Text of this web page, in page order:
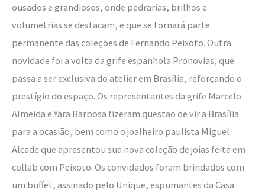
ousados e grandiosos, onde pedrarias, brilhos e
volumetrias se destacam, e que se tornará parte
permanente das coleções de Fernando Peixoto. Outra
novidade foi a volta da grife espanhola Pronovias, que
passa a ser exclusiva do atelier em Brasília, reforçando o
prestígio do espaço. Os representantes da grife Marcelo
Almeida e Yara Barbosa fizeram questão de vir a Brasília
para a ocasião, bem como o joalheiro paulista Miguel
Alcade que apresentou sua nova coleção de joias feita em
collab com Peixoto. Os convidados foram brindados com
um buffet, assinado pelo Unique, espumantes da Casa